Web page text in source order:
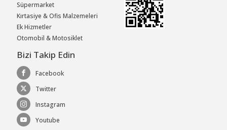
Süpermarket
Kırtasiye & Ofis Malzemeleri
Ek Hizmetler
Otomobil & Motosiklet
Bizi Takip Edin
Facebook
Twitter
Instagram
Youtube